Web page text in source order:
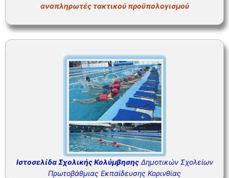
αναπληρωτές τακτικού προϋπολογισμού
Ιστοσελίδα Σχολικής ΚολύμβησηςΔημοτικών Σχολείων
Πρωτοβάθμιας Εκπαίδευσης Κορινθίας